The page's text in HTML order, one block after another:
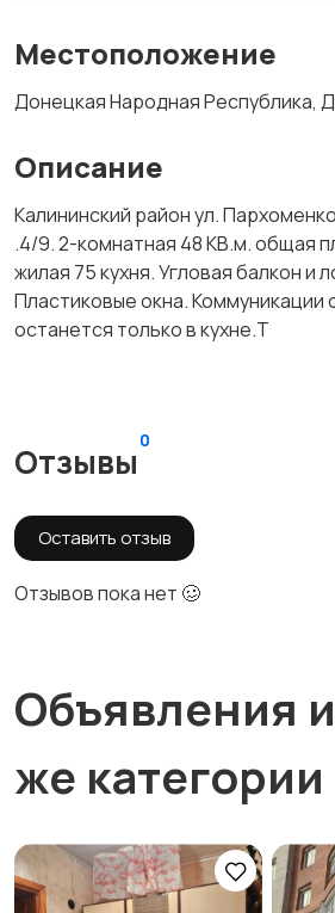
Местоположение
Донецкая Народная Республика,
Описание
Калининский район ул.
.4/9. 2-комнатная 48 КВ.м. общая
жилая 75 кухня. Угловая балкон и
Пластиковые окна. Коммуникации
останется только в кухне.Т
Отзывы
0
Оставить отзыв
Отзывов пока нет 🥴
Объявления
же категории